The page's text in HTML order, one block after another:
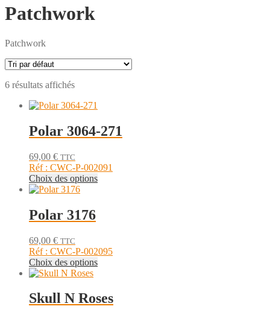
Patchwork
Patchwork
6 résultats affichés
Polar 3064-271
69,00 € TTC
Réf : CWC-P-002091
Choix des optionsCe
peuvent
être
la
page
Polar 3176
69,00 € TTC
Réf : CWC-P-002095
Choix des optionsCe
plusieurs
variations.
Skull N Roses